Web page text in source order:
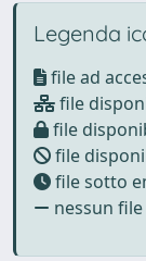
Legenda
file ad
file
file
file
file sotto
nessun